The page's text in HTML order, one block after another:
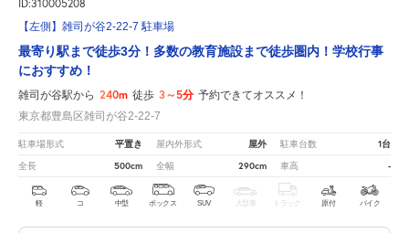
ID:310005208
【左側】雑司が谷2-22-7 駐車場
最寄り駅まで徒歩3分！多数の教育施設まで徒歩圏内！学校行事
におすすめ！
雑司が谷駅から 240m 徒歩 3～5分 予約できてオススメ！
東京都豊島区雑司が谷2-22-7
駐車場形式 平置き 屋内外形式 屋外 駐車台数 1台
全長 500cm 全幅 290cm 車高 -
軽 コ 中型 ボックス SUV 大型車 トラック 原付 バイク